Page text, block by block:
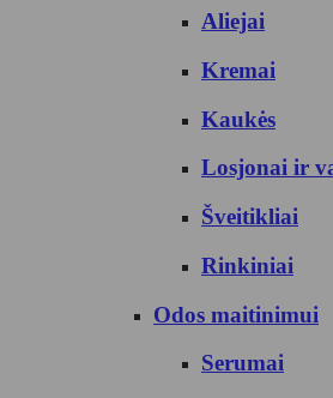
Aliejai
Kremai
Kaukės
Losjonai ir
Šveitikliai
Rinkiniai
Odos maitinimui
Serumai